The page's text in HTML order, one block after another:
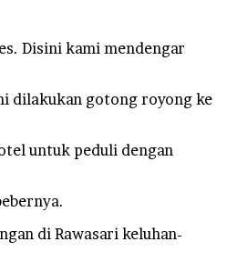
Disini kami mendengar
dilakukan gotong royong ke
untuk peduli dengan
di Rawasari keluhan-